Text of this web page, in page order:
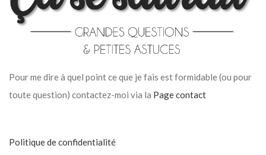
Pour me dire à quel point ce que je fais est formidable (ou pour
toute question) contactez-moi via la Page contact
Politique de confidentialité